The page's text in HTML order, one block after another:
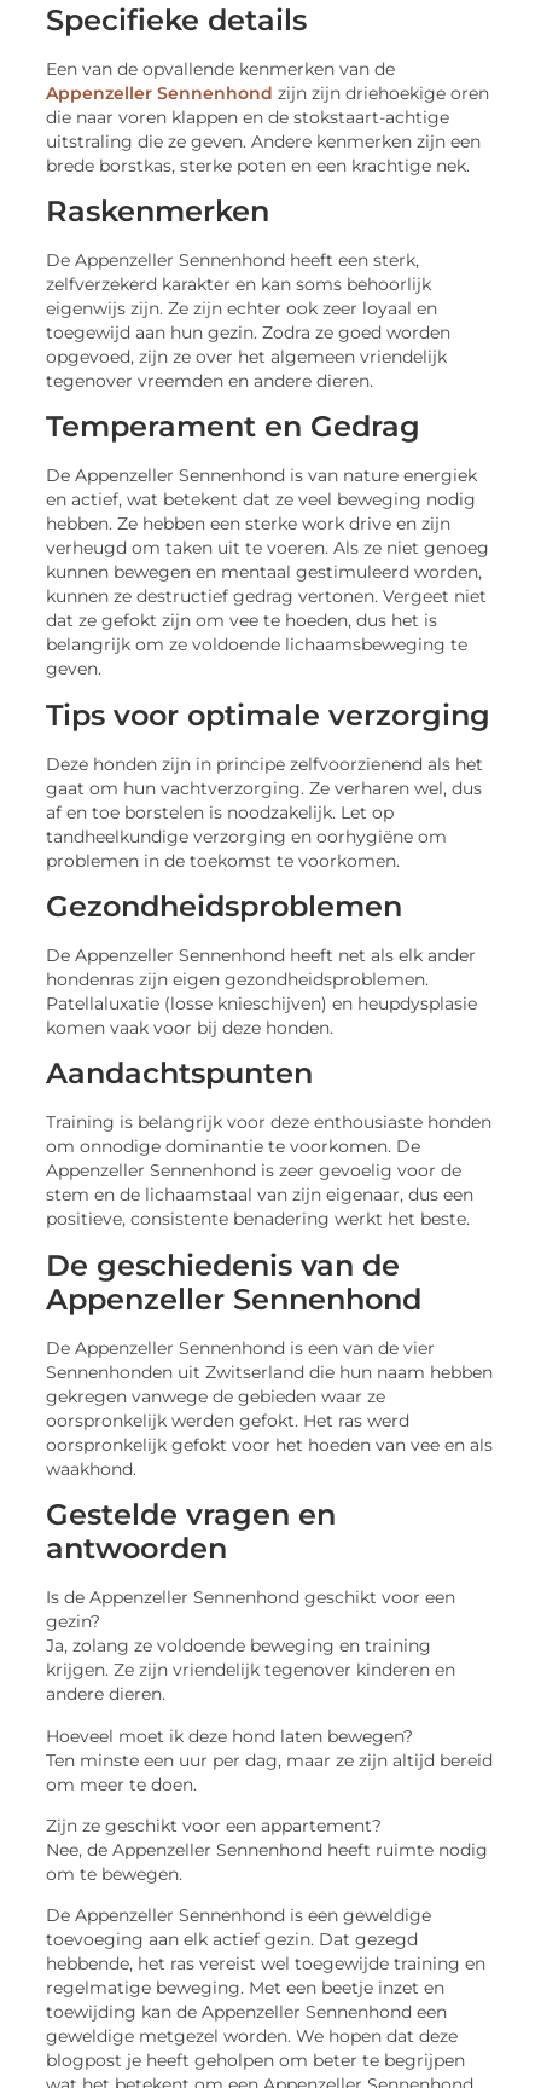
Specifieke details
Een van de opvallende kenmerken van de
Appenzeller Sennenhond zijn zijn driehoekige oren
die naar voren klappen en de stokstaart-achtige
uitstraling die ze geven. Andere kenmerken zijn een
brede borstkas, sterke poten en een krachtige nek.
Raskenmerken
De Appenzeller Sennenhond heeft een sterk,
zelfverzekerd karakter en kan soms behoorlijk
eigenwijs zijn. Ze zijn echter ook zeer loyaal en
toegewijd aan hun gezin. Zodra ze goed worden
opgevoed, zijn ze over het algemeen vriendelijk
tegenover vreemden en andere dieren.
Temperament en Gedrag
De Appenzeller Sennenhond is van nature energiek
en actief, wat betekent dat ze veel beweging nodig
hebben. Ze hebben een sterke work drive en zijn
verheugd om taken uit te voeren. Als ze niet genoeg
kunnen bewegen en mentaal gestimuleerd worden,
kunnen ze destructief gedrag vertonen. Vergeet niet
dat ze gefokt zijn om vee te hoeden, dus het is
belangrijk om ze voldoende lichaamsbeweging te
geven.
Tips voor optimale verzorging
Deze honden zijn in principe zelfvoorzienend als het
gaat om hun vachtverzorging. Ze verharen wel, dus
af en toe borstelen is noodzakelijk. Let op
tandheelkundige verzorging en oorhygiëne om
problemen in de toekomst te voorkomen.
Gezondheidsproblemen
De Appenzeller Sennenhond heeft net als elk ander
hondenras zijn eigen gezondheidsproblemen.
Patellaluxatie (losse knieschijven) en heupdysplasie
komen vaak voor bij deze honden.
Aandachtspunten
Training is belangrijk voor deze enthousiaste honden
om onnodige dominantie te voorkomen. De
Appenzeller Sennenhond is zeer gevoelig voor de
stem en de lichaamstaal van zijn eigenaar, dus een
positieve, consistente benadering werkt het beste.
De geschiedenis van de
Appenzeller Sennenhond
De Appenzeller Sennenhond is een van de vier
Sennenhonden uit Zwitserland die hun naam hebben
gekregen vanwege de gebieden waar ze
oorspronkelijk werden gefokt. Het ras werd
oorspronkelijk gefokt voor het hoeden van vee en als
waakhond.
Gestelde vragen en
antwoorden
Is de Appenzeller Sennenhond geschikt voor een
gezin?
Ja, zolang ze voldoende beweging en training
krijgen. Ze zijn vriendelijk tegenover kinderen en
andere dieren.
Hoeveel moet ik deze hond laten bewegen?
Ten minste een uur per dag, maar ze zijn altijd bereid
om meer te doen.
Zijn ze geschikt voor een appartement?
Nee, de Appenzeller Sennenhond heeft ruimte nodig
om te bewegen.
De Appenzeller Sennenhond is een geweldige
toevoeging aan elk actief gezin. Dat gezegd
hebbende, het ras vereist wel toegewijde training en
regelmatige beweging. Met een beetje inzet en
toewijding kan de Appenzeller Sennenhond een
geweldige metgezel worden. We hopen dat deze
blogpost je heeft geholpen om beter te begrijpen